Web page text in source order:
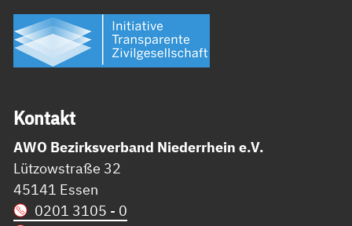
Kon­takt
AWO Bezirksverband Niederrhein e.V.
Lützowstraße 32
45141 Essen
0201 3105 - 0